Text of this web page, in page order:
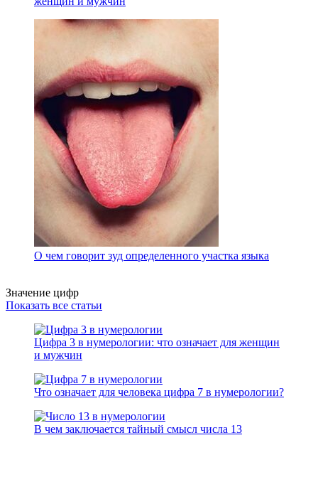
О чем говорит зуд определенного участка языка
Значение цифр
Показать все статьи
Цифра 3 в нумерологии: что означает для женщин
и мужчин
Что означает для человека цифра 7 в нумерологии?
В чем заключается тайный смысл числа 13